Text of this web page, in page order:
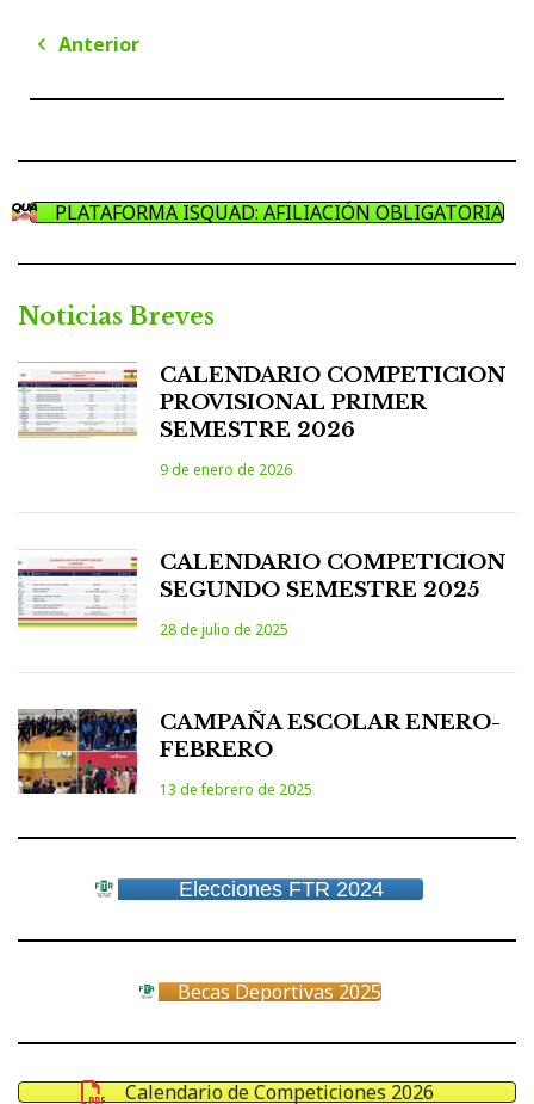
Navegación
entradas
Anterior
PLATAFORMA ISQUAD: AFILIACIÓN OBLIGATORIA
Noticias Breves
CALENDARIO COMPETICION
PROVISIONAL PRIMER
SEMESTRE 2026
9 de enero de 2026
CALENDARIO COMPETICION
SEGUNDO SEMESTRE 2025
28 de julio de 2025
CAMPAÑA ESCOLAR ENERO-
FEBRERO
13 de febrero de 2025
Elecciones FTR 2024
Becas Deportivas 2025
Calendario de Competiciones 2026